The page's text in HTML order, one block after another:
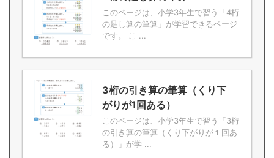
このページは、小学3年生で習う「4桁
の足し算の筆算」が学習できるページ
です。 こ ...
3桁の引き算の筆算（くり下
がりが1回ある）
このページは、小学3年生で習う「3桁
の引き算の筆算（くり下がりが１回あ
る）」が学 ...